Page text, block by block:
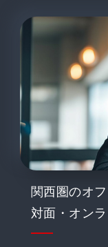
関西圏のオ
対面・オン